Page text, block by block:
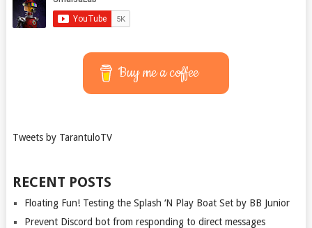
Buy me a coffee
Tweets by TarantuloTV
RECENT POSTS
Floating Fun! Testing the Splash ‘N Play Boat Set by BB Junior
Prevent Discord bot from responding to direct messages